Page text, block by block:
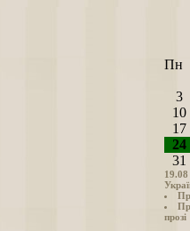
Пн
3
10
17
24
31
прозі